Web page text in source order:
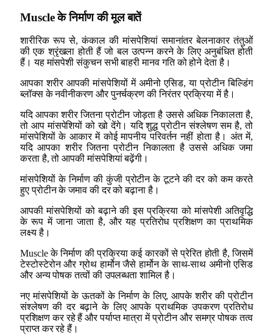
Muscleके निर्माण की मूल बातें
शारीरिक रूप से, कंकाल की मांसपेशियां समानांतर बेलनाकार तंतुओं
की एक श्रृंखला होती हैं जो बल उत्पन्न करने के लिए अनुबंधित होती
हैं। यह मांसपेशी संकुचन सभी बाहरी मानव गति को होने देता है।
आपका शरीर आपकी मांसपेशियों में अमीनो एसिड, या प्रोटीन बिल्डिंग
ब्लॉक्स के नवीनीकरण और पुनर्चक्रण की निरंतर प्रक्रिया में है।
यदि आपका शरीर जितना प्रोटीन जोड़ता है उससे अधिक निकालता है,
तो आप मांसपेशियों को खो देंगे। यदि शुद्ध प्रोटीन संश्लेषण सम है, तो
मांसपेशियों के आकार में कोई मापनीय परिवर्तन नहीं होता है। अंत में,
यदि आपका शरीर जितना प्रोटीन निकालता है उससे अधिक जमा
करता है, तो आपकी मांसपेशियां बढ़ेंगी।
मांसपेशियों के निर्माण की कुंजी प्रोटीन के टूटने की दर को कम करते
हुए प्रोटीन के जमाव की दर को बढ़ाना है।
आपकी मांसपेशियों को बढ़ाने की इस प्रक्रिया को मांसपेशी अतिवृद्धि
के रूप में जाना जाता है, और यह प्रतिरोध प्रशिक्षण का प्राथमिक
लक्ष्य है।
Muscle के निर्माण की प्रक्रिया कई कारकों से प्रेरित होती है, जिसमें
टेस्टोस्टेरोन और ग्रोथ हार्मोन जैसे हार्मोन के साथ-साथ अमीनो एसिड
और अन्य पोषक तत्वों की उपलब्धता शामिल है।
नए मांसपेशियों के ऊतकों के निर्माण के लिए, आपके शरीर की प्रोटीन
संश्लेषण की दर बढ़ाने के लिए आपके प्राथमिक उपकरण प्रतिरोध
प्रशिक्षण कर रहे हैं और पर्याप्त मात्रा में प्रोटीन और समग्र पोषक तत्व
प्राप्त कर रहे हैं।